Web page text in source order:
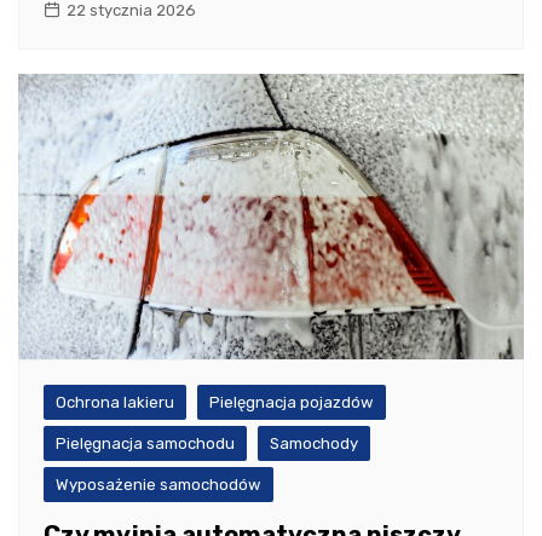
22 stycznia 2026
Ochrona lakieru Pielęgnacja pojazdów
Pielęgnacja samochodu Samochody
Wyposażenie samochodów